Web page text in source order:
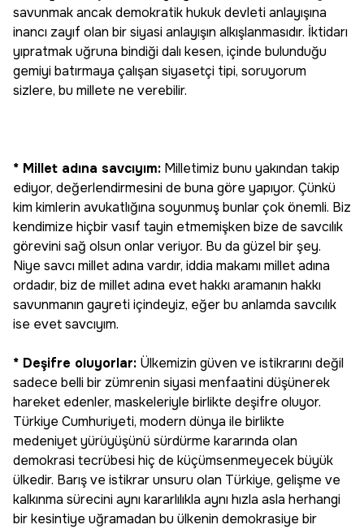
savunmak ancak demokratik hukuk devleti anlayışına
inancı zayıf olan bir siyasi anlayışın alkışlanmasıdır. İktidarı
yıpratmak uğruna bindiği dalı kesen, içinde bulunduğu
gemiyi batırmaya çalışan siyasetçi tipi, soruyorum
sizlere, bu millete ne verebilir.
* Millet adına savcıyım: Milletimiz bunu yakından takip
ediyor, değerlendirmesini de buna göre yapıyor. Çünkü
kim kimlerin avukatlığına soyunmuş bunlar çok önemli. Biz
kendimize hiçbir vasıf tayin etmemişken bize de savcılık
görevini sağ olsun onlar veriyor. Bu da güzel bir şey.
Niye savcı millet adına vardır, iddia makamı millet adına
ordadır, biz de millet adına evet hakkı aramanın hakkı
savunmanın gayreti içindeyiz, eğer bu anlamda savcılık
ise evet savcıyım.
* Deşifre oluyorlar: Ülkemizin güven ve istikrarını değil
sadece belli bir zümrenin siyasi menfaatini düşünerek
hareket edenler, maskeleriyle birlikte deşifre oluyor.
Türkiye Cumhuriyeti, modern dünya ile birlikte
medeniyet yürüyüşünü sürdürme kararında olan
demokrasi tecrübesi hiç de küçümsenmeyecek büyük
ülkedir. Barış ve istikrar unsuru olan Türkiye, gelişme ve
kalkınma sürecini aynı kararlılıkla aynı hızla asla herhangi
bir kesintiye uğramadan bu ülkenin demokrasiye bir